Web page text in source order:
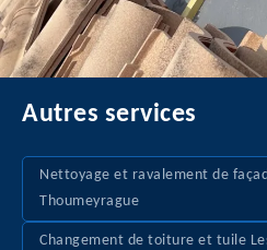
Autres services
Nettoyage et ravalement de
Thoumeyrague
Changement de toiture et tuile